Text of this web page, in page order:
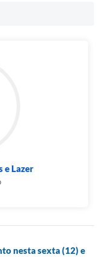
e Lazer
nesta sexta (12) e